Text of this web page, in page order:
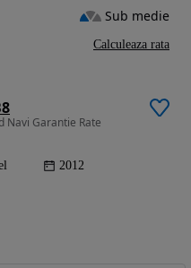
Navi Garantie Rate
2012
Sub medie
Calculeaza rata